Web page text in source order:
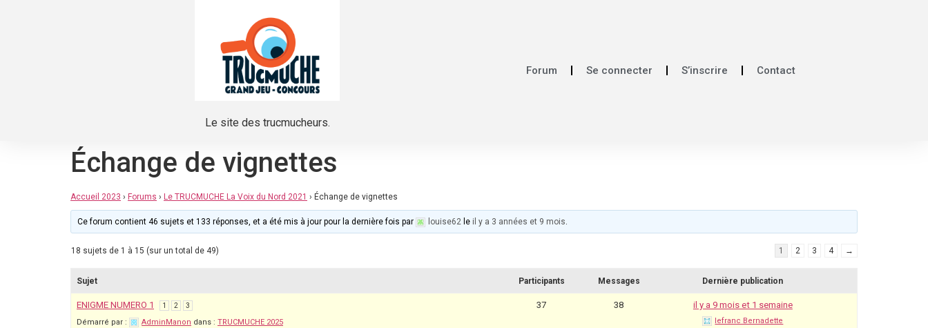
Le site des trucmucheurs.
Forum Se connecter S’inscrire Contact
Échange de vignettes
Accueil 2023 › Forums › Le TRUCMUCHE La Voix du Nord 2021 › Échange de vignettes
Ce forum contient 46 sujets et 133 réponses, et a été mis à jour pour la dernière fois par louise62 le il y a 3 années et 9 mois.
18 sujets de 1 à 15 (sur un total de 49) 1 2 3 4 →
Sujet Participants Messages Dernière publication
ENIGME NUMERO 1 1 2 3
Démarré par : AdminManon dans : TRUCMUCHE 2025
37 38 il y a 9 mois et 1 semaine
lefranc Bernadette